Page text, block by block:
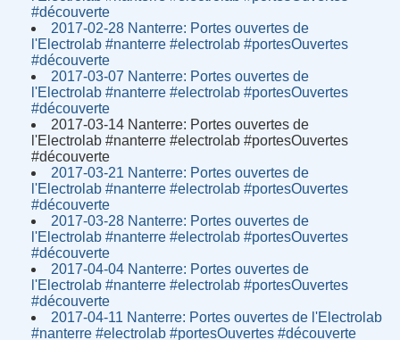
#découverte
2017-02-28 Nanterre: Portes ouvertes de
l'Electrolab #nanterre #electrolab #portesOuvertes
#découverte
2017-03-07 Nanterre: Portes ouvertes de
l'Electrolab #nanterre #electrolab #portesOuvertes
#découverte
2017-03-14 Nanterre: Portes ouvertes de
l'Electrolab #nanterre #electrolab #portesOuvertes
#découverte
2017-03-21 Nanterre: Portes ouvertes de
l'Electrolab #nanterre #electrolab #portesOuvertes
#découverte
2017-03-28 Nanterre: Portes ouvertes de
l'Electrolab #nanterre #electrolab #portesOuvertes
#découverte
2017-04-04 Nanterre: Portes ouvertes de
l'Electrolab #nanterre #electrolab #portesOuvertes
#découverte
2017-04-11 Nanterre: Portes ouvertes de l'Electrolab
#nanterre #electrolab #portesOuvertes #découverte